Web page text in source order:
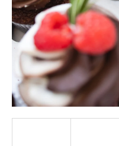
a
j
í
?